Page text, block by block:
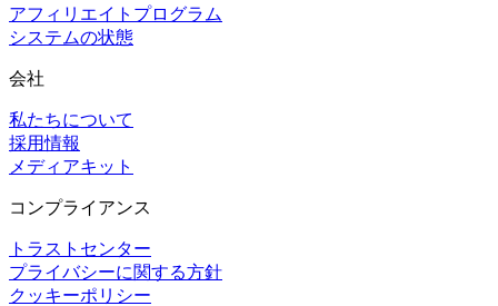
アフィリエイトプログラム
システムの状態
会社
私たちについて
採用情報
メディアキット
コンプライアンス
トラストセンター
プライバシーに関する方針
クッキーポリシー